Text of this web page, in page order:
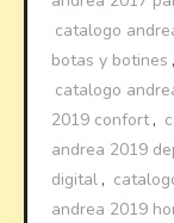
catalogo
botas y botines ,
catalogo
2019 confort,
andrea 2019
digital ,
andrea 2019